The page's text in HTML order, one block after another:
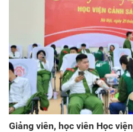
Giảng viên, học viên Học